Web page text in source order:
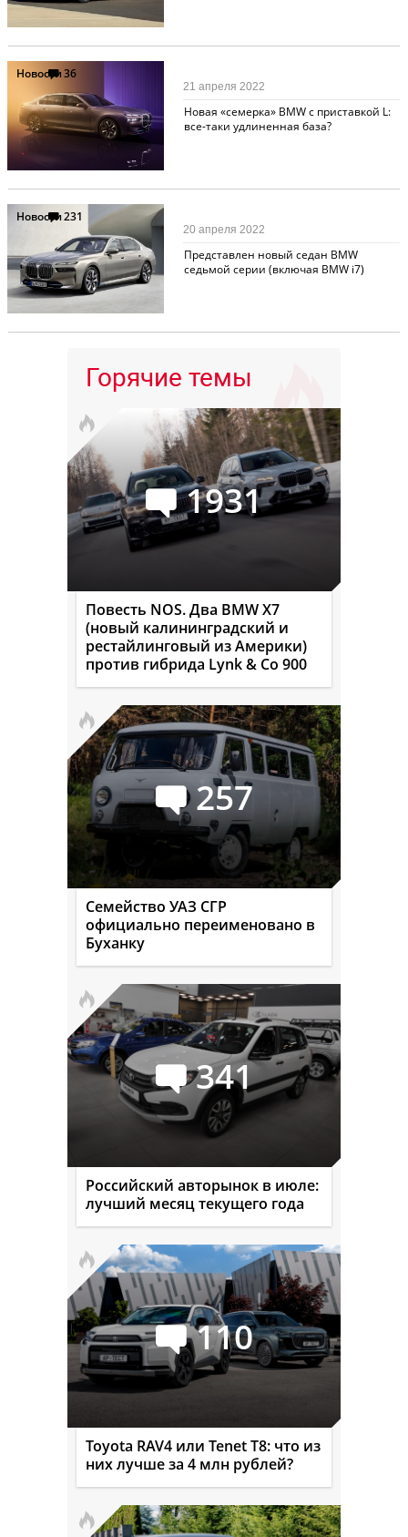
Новости36
Новая «семерка» BMW с приставкой L:
все-таки удлиненная база?
21 апреля 2022
Новости231
Представлен новый седан BMW
седьмой серии (включая BMW i7)
20 апреля 2022
Горячие темы
1931
Повесть NOS. Два BMW X7
(новый калининградский и
рестайлинговый из Америки)
против гибрида Lynk & Co 900
257
Семейство УАЗ СГР
официально переименовано в
Буханку
341
Российский авторынок в июле:
лучший месяц текущего года
110
Toyota RAV4 или Tenet T8: что из
них лучше за 4 млн рублей?